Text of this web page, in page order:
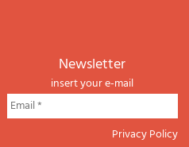
newsletter
insert your e-mail
Privacy Policy